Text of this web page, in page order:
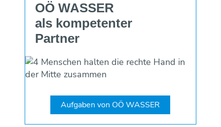
OÖ WASSER
als kompetenter
Partner
Aufgaben von OÖ WASSER